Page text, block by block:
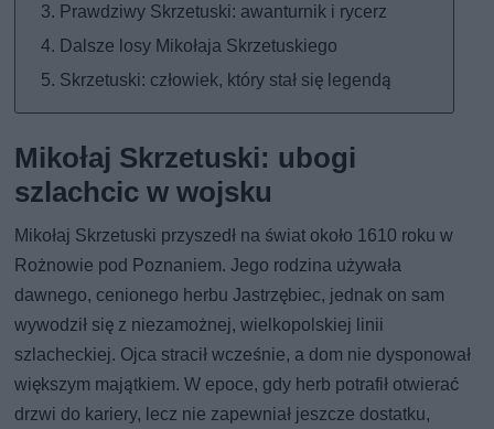
Prawdziwy Skrzetuski: awanturnik i rycerz
Dalsze losy Mikołaja Skrzetuskiego
Skrzetuski: człowiek, który stał się legendą
Mikołaj Skrzetuski: ubogi
szlachcic w wojsku
Mikołaj Skrzetuski przyszedł na świat około 1610 roku w
Rożnowie pod Poznaniem. Jego rodzina używała
dawnego, cenionego herbu Jastrzębiec, jednak on sam
wywodził się z niezamożnej, wielkopolskiej linii
szlacheckiej. Ojca stracił wcześnie, a dom nie dysponował
większym majątkiem. W epoce, gdy herb potrafił otwierać
drzwi do kariery, lecz nie zapewniał jeszcze dostatku,